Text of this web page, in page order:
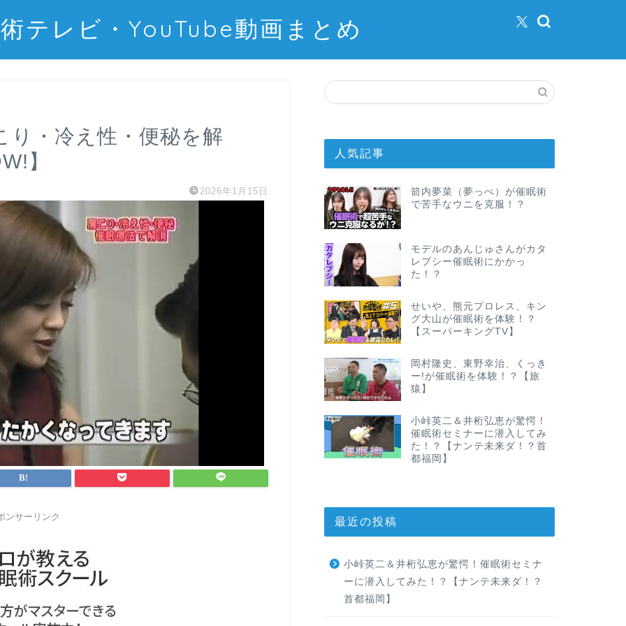
テレビ・YouTube動画まとめ
り・冷え性・便秘を解
】
2026年1月15日
ンサーリンク
人気記事
箭内夢菜（夢っぺ）が催眠術
で苦手なウニを克服！？
モデルのあんじゅさんがカタ
レプシー催眠術にかかっ
た！？
せいや、熊元プロレス、キン
グ大山が催眠術を体験！？
【スーパーキングTV】
岡村隆史、東野幸治、くっき
ー!が催眠術を体験！？【旅
猿】
小峠英二＆井桁弘恵が驚愕！
催眠術セミナーに潜入してみ
た！？【ナンテ未来ダ！？首
都福岡】
最近の投稿
小峠英二＆井桁弘恵が驚愕！催眠術セミナ
ーに潜入してみた！？【ナンテ未来ダ！？
首都福岡】